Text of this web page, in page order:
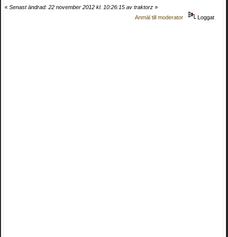
« Senast ändrad: 22 november 2012 kl. 10:26:15 av traktorz »
Anmäl till moderator
Loggat